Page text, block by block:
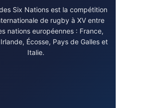
Six Nations est la compétition
de rugby à XV entre
nations européennes : France,
Écosse, Pays de Galles et
Italie.